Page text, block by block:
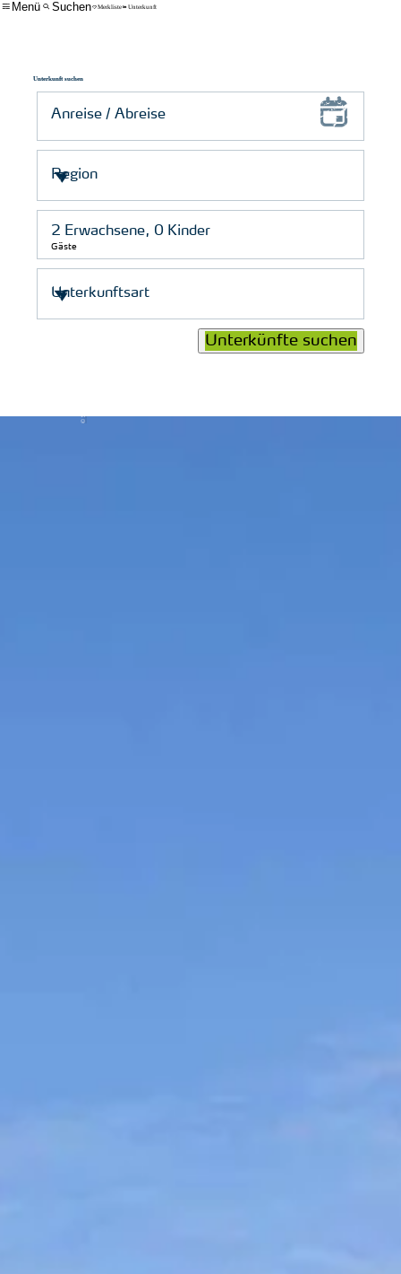
Menü Suchen Merkliste Unterkunft
Unterkunft suchen
Gäste
Unterkünfte suchen